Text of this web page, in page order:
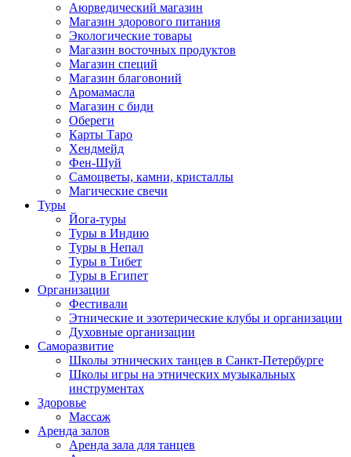
Аюрведический магазин
Магазин здорового питания
Экологические товары
Магазин восточных продуктов
Магазин специй
Магазин благовоний
Аромамасла
Магазин с биди
Обереги
Карты Таро
Хендмейд
Фен-Шуй
Самоцветы, камни, кристаллы
Магические свечи
Туры
Йога-туры
Туры в Индию
Туры в Непал
Туры в Тибет
Туры в Египет
Организации
Фестивали
Этнические и эзотерические клубы и организации
Духовные организации
Саморазвитие
Школы этнических танцев в Санкт-Петербурге
Школы игры на этнических музыкальных
инструментах
Здоровье
Массаж
Аренда залов
Аренда зала для танцев